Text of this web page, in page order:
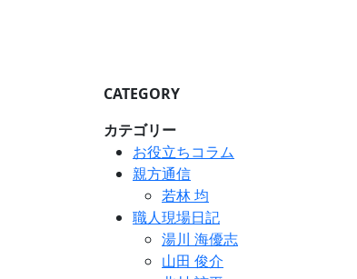
CATEGORY
カテゴリー
お役立ちコラム
親方通信
若林 均
職人現場日記
湯川 海優志
山田 俊介